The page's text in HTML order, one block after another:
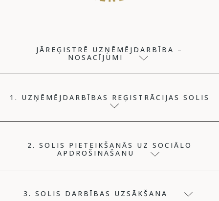
JĀREĢISTRĒ UZŅĒMĒJDARBĪBA –
NOSACĪJUMI
1. UZŅĒMĒJDARBĪBAS REĢISTRĀCIJAS SOLIS
2. SOLIS PIETEIKŠANĀS UZ SOCIĀLO
APDROŠINĀŠANU
3. SOLIS DARBĪBAS UZSĀKŠANA